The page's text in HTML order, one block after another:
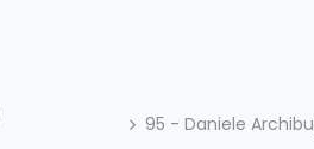
95 - Daniele